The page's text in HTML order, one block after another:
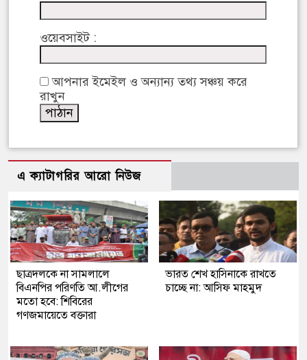
ওয়েবসাইট :
আপনার ইমেইল ও অন্যান্য তথ্য সঞ্চয় করে
রাখুন
এ ক্যাটাগরির আরো নিউজ
ছাত্রদলকে না সামলালে
বিএনপির পরিণতি আ.লীগের
মতো হবে: শিবিরের
গণজমায়েতে বক্তারা
ভারত শেখ হাসিনাকে রাখতে
চাচ্ছে না: আসিফ মাহমুদ